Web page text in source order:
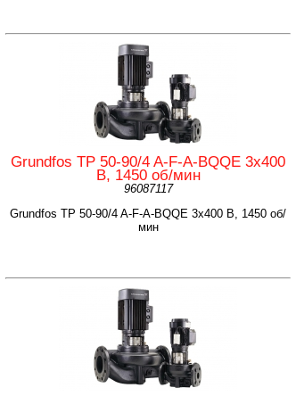
Grundfos TP 50-90/4 A-F-A-BQQE 3x400
В, 1450 об/мин
96087117
Grundfos TP 50-90/4 A-F-A-BQQE 3x400 В, 1450 об/
мин